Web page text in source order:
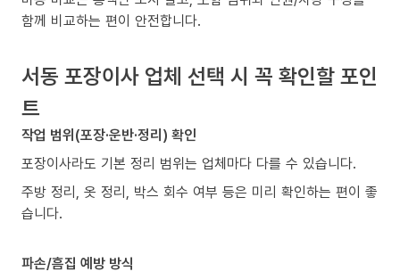
함께 비교하는 편이 안전합니다.
서동 포장이사 업체 선택 시 꼭 확인할 포인
트
작업 범위(포장·운반·정리) 확인
포장이사라도 기본 정리 범위는 업체마다 다를 수 있습니다.
주방 정리, 옷 정리, 박스 회수 여부 등은 미리 확인하는 편이 좋
습니다.
파손/흠집 예방 방식